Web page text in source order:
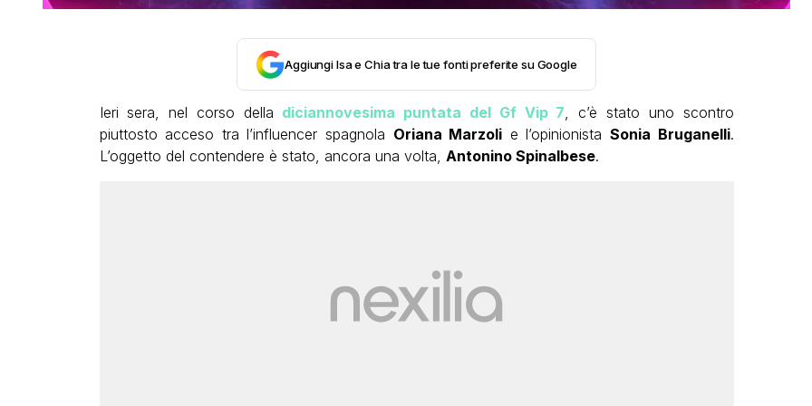
Aggiungi Isa e Chia tra le tue fonti preferite su Google
Ieri sera, nel corso della diciannovesima puntata del Gf Vip 7, c’è stato uno scontro
piuttosto acceso tra l’influencer spagnola Oriana Marzoli e l’opinionista Sonia Bruganelli.
L’oggetto del contendere è stato, ancora una volta, Antonino Spinalbese.